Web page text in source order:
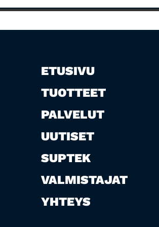
ETUSIVU
TUOTTEET
PALVELUT
UUTISET
SUPTEK
VALMISTAJAT
YHTEYS